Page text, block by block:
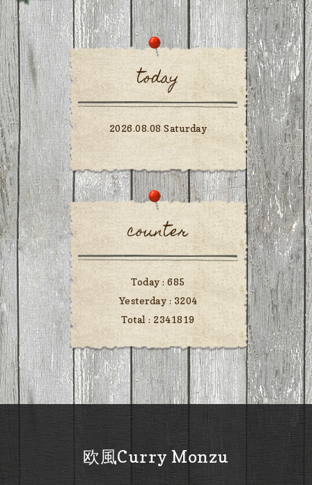
today
2026.08.08 Saturday
counter
Today :685
Yesterday : 3204
Total : 2341819
欧風Curry Monzu